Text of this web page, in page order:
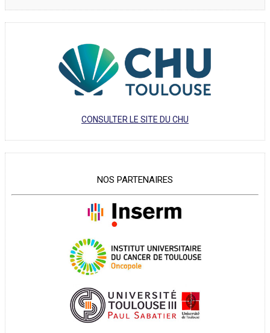
CONSULTER LE SITE DU CHU
NOS PARTENAIRES